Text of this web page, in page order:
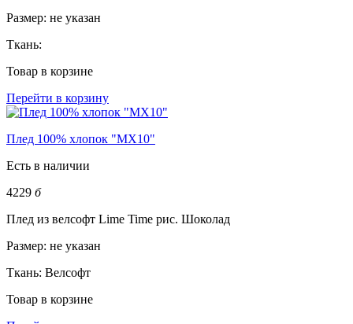
Размер: не указан
Ткань:
Товар в корзине
Перейти в корзину
Плед 100% хлопок "MX10"
Есть в наличии
4229 б
Плед из велсофт Lime Time рис. Шоколад
Размер: не указан
Ткань: Велсофт
Товар в корзине